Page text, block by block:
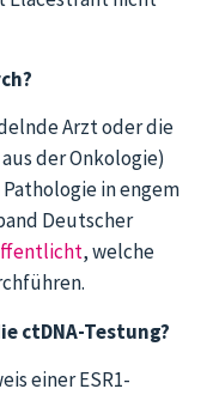
Arzt oder die
der Onkologie)
in engem
Deutscher
, welche
ctDNA-Testung?
einer ESR1-